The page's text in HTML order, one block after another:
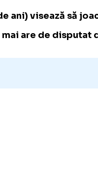
ani) visează să
are de disputat